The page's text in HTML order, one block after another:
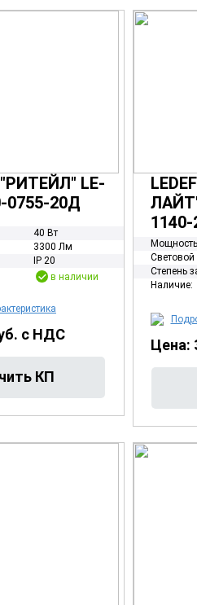
"РИТЕЙЛ" LE-
0755-20Д
40 Вт
3300 Лм
IP 20
в наличии
с НДС
Световой
Степень
Наличие:
Цена: